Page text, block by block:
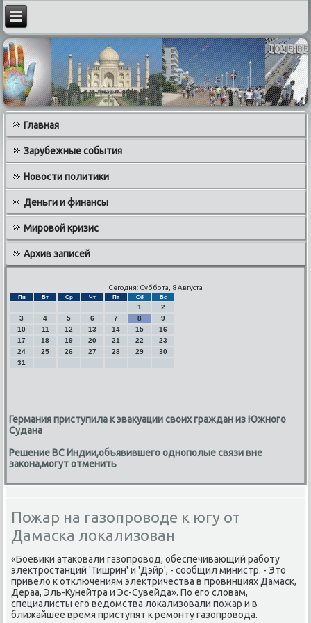
Главная
Зарубежные события
Новости политики
Деньги и финансы
Мировой кризис
Архив записей
Сегодня: Суббота, 8 Августа
Пн Вт Ср Чт Пт Сб Вс
1
2
3
4 5 6 7 8
9
10
11 12 13 14 15
16
17
18 19 20 21 22
23
24
25 26 27 28 29
30
31
Германия приступила к эвакуации своих граждан из Южного
Судана
Решение ВС Индии,объявившего однополые связи вне
закона,могут отменить
Пожар на газопроводе к югу от
Дамаска локализован
«Боевики атаковали газопровод, обеспечивающий работу
электростанций 'Тишрин' и 'Дэйр', - сообщил министр. - Это
привело к отключениям электричества в провинциях Дамаск,
Дераа, Эль-Кунейтра и Эс-Сувейда». По его словам,
специалисты его ведомства локализовали пожар и в
ближайшее время приступят к ремонту газопровода.